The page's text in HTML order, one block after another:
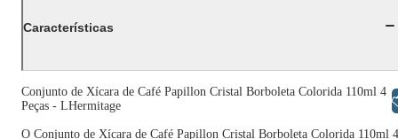
Características
Conjunto de Xícara de Café Papillon Cristal Borboleta Colorida 110ml 4
Peças - LHermitage
O Conjunto de Xícara de Café Papillon Cristal Borboleta Colorida 110ml 4
Libras